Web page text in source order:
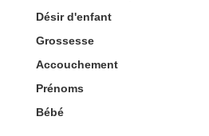
Désir d'enfant
Grossesse
Accouchement
Prénoms
Bébé